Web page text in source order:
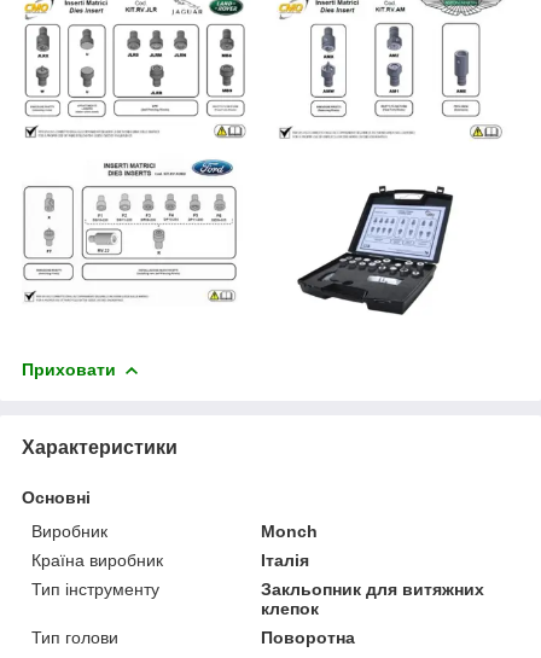
Приховати
Характеристики
Основні
Виробник
Monch
Країна виробник
Італія
Тип інструменту
Закльопник для витяжних
клепок
Тип голови
Поворотна